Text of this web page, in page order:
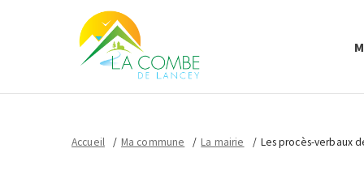
Accueil Ma commune La mairie Les procès-verbaux